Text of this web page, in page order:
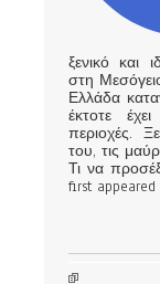
ξενικό και
στη
Ελλάδα
έκτοτε
περιοχές.
του, τις
Τι να
first